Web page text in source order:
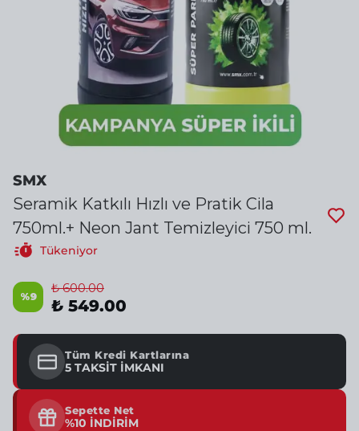
SMX
Seramik Katkılı Hızlı ve Pratik Cila
750ml.+ Neon Jant Temizleyici 750 ml.
Tükeniyor
%9
₺ 600.00
₺ 549.00
Tüm Kredi Kartlarına
5 TAKSİT İMKANI
Sepette Net
%10 İNDİRİM